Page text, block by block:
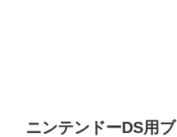
ニンテンドーDS用